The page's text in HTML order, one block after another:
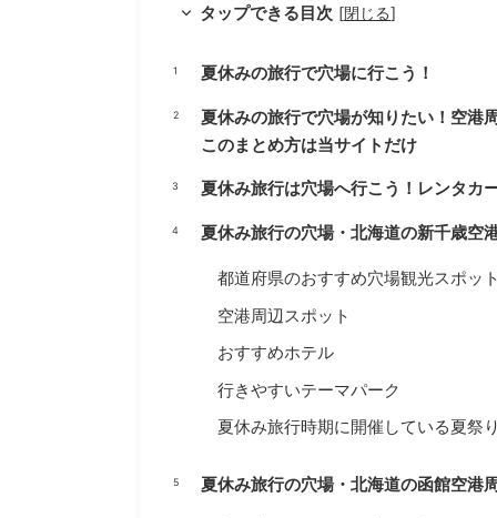
タップできる目次 [閉じる]
夏休みの旅行で穴場に行こう！
夏休みの旅行で穴場が知りたい！空港
このまとめ方は当サイトだけ
夏休み旅行は穴場へ行こう！レンタカ
夏休み旅行の穴場・北海道の新千歳空
都道府県のおすすめ穴場観光スポット
空港周辺スポット
おすすめホテル
行きやすいテーマパーク
夏休み旅行時期に開催している夏祭り
夏休み旅行の穴場・北海道の函館空港